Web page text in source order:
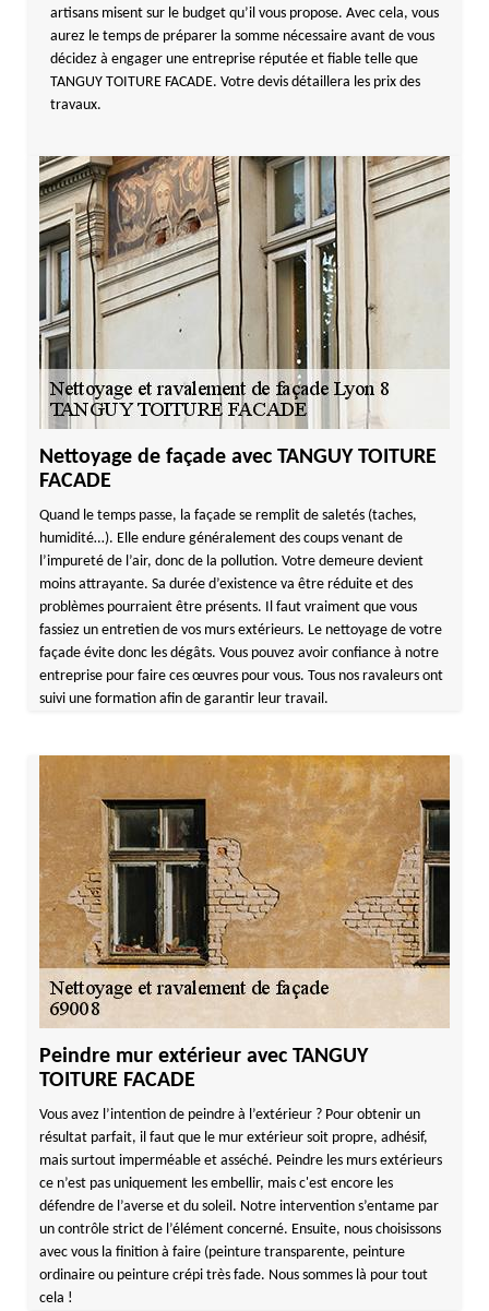
artisans misent sur le budget qu’il vous propose. Avec cela, vous
aurez le temps de préparer la somme nécessaire avant de vous
décidez à engager une entreprise réputée et fiable telle que
TANGUY TOITURE FACADE. Votre devis détaillera les prix des
travaux.
Nettoyage de façade avec TANGUY TOITURE
FACADE
Quand le temps passe, la façade se remplit de saletés (taches,
humidité…). Elle endure généralement des coups venant de
l’impureté de l’air, donc de la pollution. Votre demeure devient
moins attrayante. Sa durée d’existence va être réduite et des
problèmes pourraient être présents. Il faut vraiment que vous
fassiez un entretien de vos murs extérieurs. Le nettoyage de votre
façade évite donc les dégâts. Vous pouvez avoir confiance à notre
entreprise pour faire ces œuvres pour vous. Tous nos ravaleurs ont
suivi une formation afin de garantir leur travail.
Peindre mur extérieur avec TANGUY
TOITURE FACADE
Vous avez l’intention de peindre à l’extérieur ? Pour obtenir un
résultat parfait, il faut que le mur extérieur soit propre, adhésif,
mais surtout imperméable et asséché. Peindre les murs extérieurs
ce n’est pas uniquement les embellir, mais c'est encore les
défendre de l’averse et du soleil. Notre intervention s’entame par
un contrôle strict de l’élément concerné. Ensuite, nous choisissons
avec vous la finition à faire (peinture transparente, peinture
ordinaire ou peinture crépi très fade. Nous sommes là pour tout
cela !